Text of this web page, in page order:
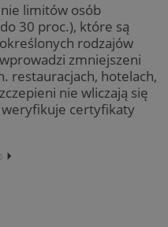
limitów osób
30 proc.), które są
rodzajów
zmniejszeni
restauracjach, hotelach,
nie wliczają się
certyfikaty
⏵︎